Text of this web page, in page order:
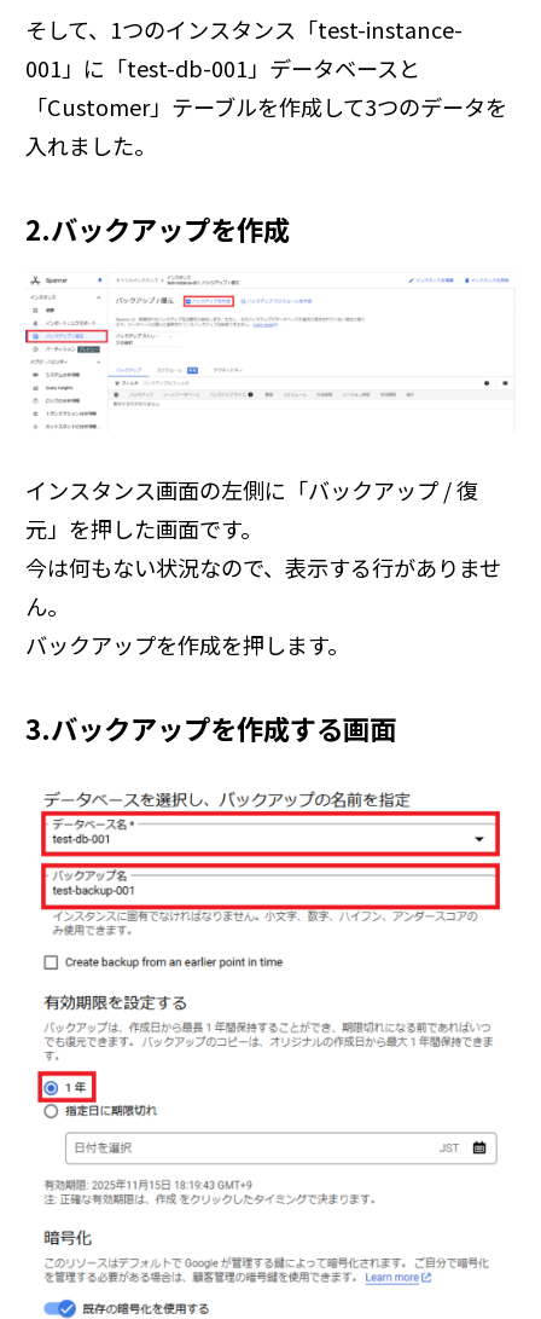
そして、1つのインスタンス「test-instance-
001」に「test-db-001」データベースと
「Customer」テーブルを作成して3つのデータを
入れました。
2.バックアップを作成
インスタンス画面の左側に「バックアップ / 復
元」を押した画面です。
今は何もない状況なので、表示する行がありませ
ん。
バックアップを作成を押します。
3.バックアップを作成する画面